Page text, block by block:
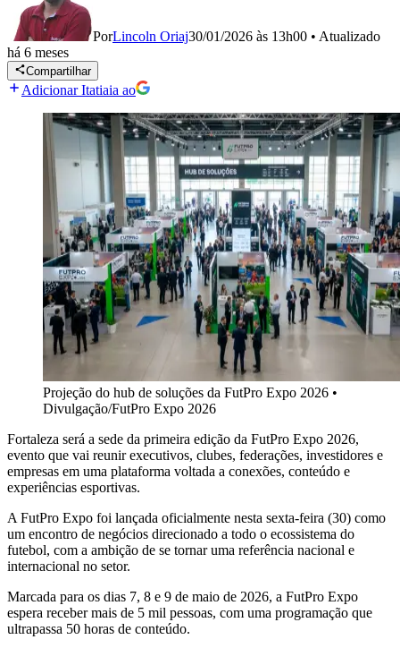
PorLincoln Oriaj30/01/2026 às 13h00 • Atualizado
há 6 meses
Compartilhar
Adicionar Itatiaia ao
Projeção do hub de soluções da FutPro Expo 2026 •
Divulgação/FutPro Expo 2026
Fortaleza será a sede da primeira edição da FutPro Expo 2026,
evento que vai reunir executivos, clubes, federações, investidores e
empresas em uma plataforma voltada a conexões, conteúdo e
experiências esportivas.
A FutPro Expo foi lançada oficialmente nesta sexta-feira (30) como
um encontro de negócios direcionado a todo o ecossistema do
futebol, com a ambição de se tornar uma referência nacional e
internacional no setor.
Marcada para os dias 7, 8 e 9 de maio de 2026, a FutPro Expo
espera receber mais de 5 mil pessoas, com uma programação que
ultrapassa 50 horas de conteúdo.